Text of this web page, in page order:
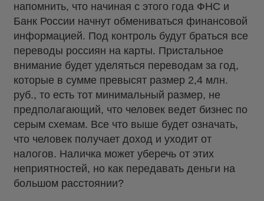
напомнить, что начиная с этого года ФНС и
Банк России начнут обмениваться финансовой
информацией. Под контроль будут браться все
переводы россиян на карты. Пристальное
внимание будет уделяться переводам за год,
которые в сумме превысят размер 2,4 млн.
руб., то есть тот минимальный размер, не
предполагающий, что человек ведет бизнес по
серым схемам. Все что выше будет означать,
что человек получает доход и уходит от
налогов. Наличка может уберечь от этих
неприятностей, но как передавать деньги на
большом расстоянии?